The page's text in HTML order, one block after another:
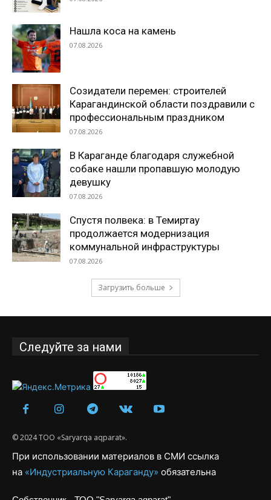
Нашла коса на камень
07.08.2026
Созидатели перемен: строителей
Карагандинской области поздравили с
профессиональным праздником
07.08.2026
В Караганде благодаря служебной
собаке нашли пропавшую молодую
девушку
07.08.2026
Спустя полвека: в Темиртау
продолжается модернизация
коммунальной инфраструктуры
07.08.2026
Загрузить больше
Следуйте за нами
© 2024 ТОО «Saryarqa aqparat».
При использовании материалов в СМИ ссылка
на «Индустриальную Караганду» обязательна